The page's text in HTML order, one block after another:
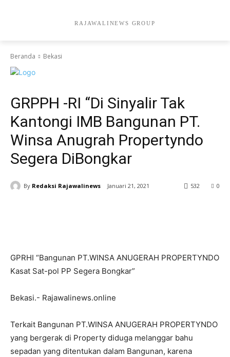
RAJAWALINEWS GROUP
Beranda Bekasi
GRPPH -RI “Di Sinyalir Tak
Kantongi IMB Bangunan PT.
Winsa Anugrah Propertyndo
Segera DiBongkar
By Redaksi Rajawalinews Januari 21, 2021 0
532
GPRHI “Bangunan PT.WINSA ANUGERAH PROPERTYNDO
Kasat Sat-pol PP Segera Bongkar”
Bekasi.- Rajawalinews.online
Terkait Bangunan PT.WINSA ANUGERAH PROPERTYNDO
yang bergerak di Property diduga melanggar bahu
sepadan yang ditentukan dalam Bangunan, karena